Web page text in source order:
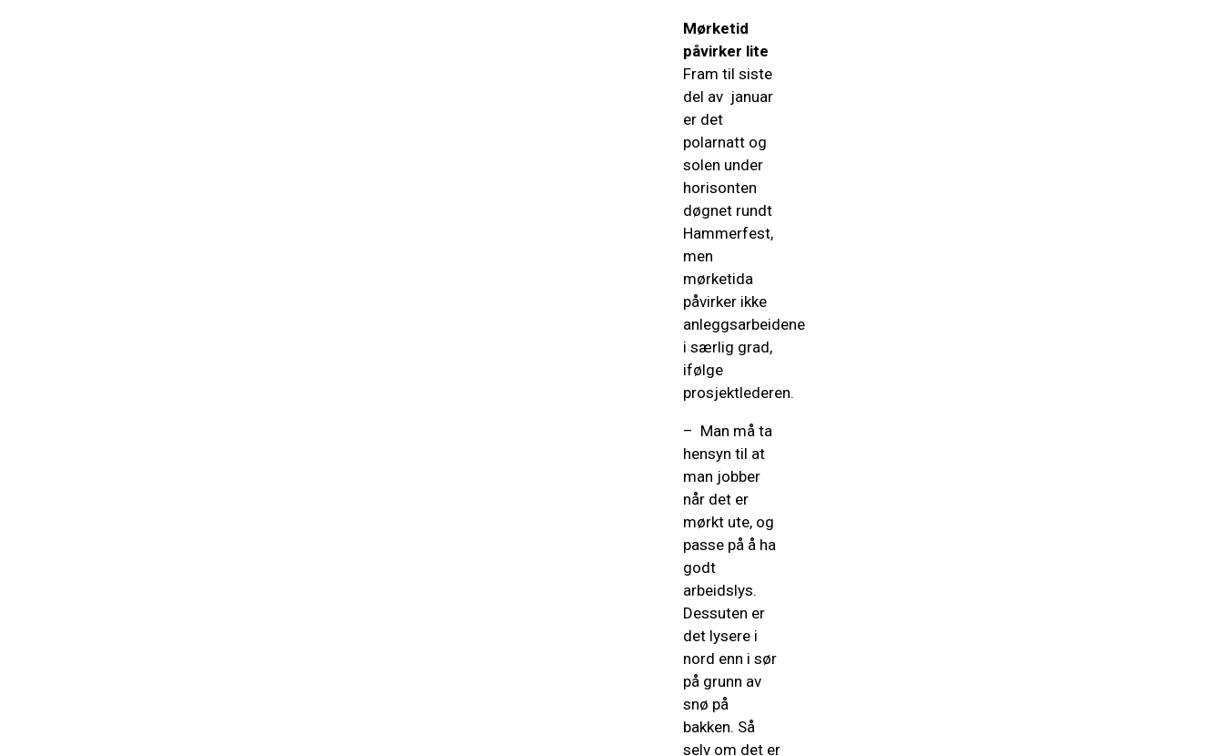
Mørketid
påvirker lite
Fram til siste
del av januar
er det
polarnatt og
solen under
horisonten
døgnet rundt
Hammerfest,
men
mørketida
påvirker ikke
anleggsarbeidene
i særlig grad,
ifølge
prosjektlederen.
– Man må ta
hensyn til at
man jobber
når det er
mørkt ute, og
passe på å ha
godt
arbeidslys.
Dessuten er
det lysere i
nord enn i sør
på grunn av
snø på
bakken. Så
selv om det er